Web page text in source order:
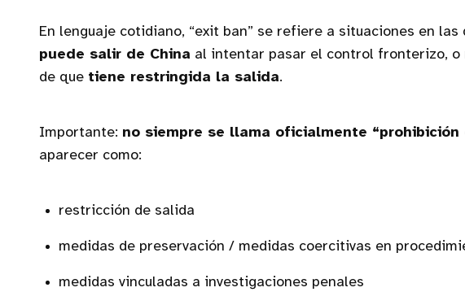
En lenguaje cotidiano, “exit ban” se refiere a situaciones en las
puede salir de China al intentar pasar el control fronterizo, o
de que tiene restringida la salida.
Importante: no siempre se llama oficialmente “prohibición
aparecer como:
restricción de salida
medidas de preservación / medidas coercitivas en
medidas vinculadas a investigaciones penales